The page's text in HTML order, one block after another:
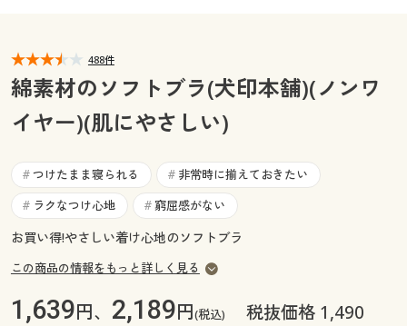
マイページ
閲覧履歴
お気に入り
サポート
ご利用ガイド
よくある質問とお問い合わせ
閲覧履歴
お気に入り
ご利用ガイド
よくある質問とお問い合わせ
488件
綿素材のソフトブラ(犬印本舗)(ノンワ
イヤー)(肌にやさしい)
# つけたまま寝られる # 非常時に揃えておきたい
# ラクなつけ心地 # 窮屈感がない
お買い得!やさしい着け心地のソフトブラ
この商品の情報をもっと詳しく見る
1,639円、 2,189円(税込)
税抜価格 1,490